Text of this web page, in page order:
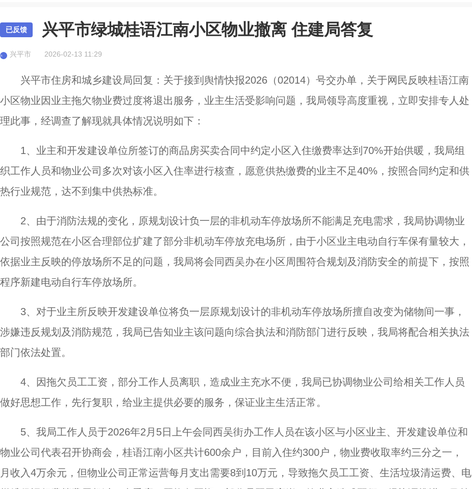
已反馈 兴平市绿城桂语江南小区物业撤离 住建局答复
兴 兴平市 2026-02-13 11:29
兴平市住房和城乡建设局回复：关于接到舆情快报2026（02014）号交办单，关于网民反映桂语江南
小区物业因业主拖欠物业费过度将退出服务，业主生活受影响问题，我局领导高度重视，立即安排专人处
理此事，经调查了解现就具体情况说明如下：
1、业主和开发建设单位所签订的商品房买卖合同中约定小区入住缴费率达到70%开始供暖，我局组
织工作人员和物业公司多次对该小区入住率进行核查，愿意供热缴费的业主不足40%，按照合同约定和供
热行业规范，达不到集中供热标准。
2、由于消防法规的变化，原规划设计负一层的非机动车停放场所不能满足充电需求，我局协调物业
公司按照规范在小区合理部位扩建了部分非机动车停放充电场所，由于小区业主电动自行车保有量较大，
依据业主反映的停放场所不足的问题，我局将会同西吴办在小区周围符合规划及消防安全的前提下，按照
程序新建电动自行车停放场所。
3、对于业主所反映开发建设单位将负一层原规划设计的非机动车停放场所擅自改变为储物间一事，
涉嫌违反规划及消防规范，我局已告知业主该问题向综合执法和消防部门进行反映，我局将配合相关执法
部门依法处置。
4、因拖欠员工工资，部分工作人员离职，造成业主充水不便，我局已协调物业公司给相关工作人员
做好思想工作，先行复职，给业主提供必要的服务，保证业主生活正常。
5、我局工作人员于2026年2月5日上午会同西吴街办工作人员在该小区与小区业主、开发建设单位和
物业公司代表召开协商会，桂语江南小区共计600余户，目前入住约300户，物业费收取率约三分之一，
月收入4万余元，但物业公司正常运营每月支出需要8到10万元，导致拖欠员工工资、生活垃圾清运费、电